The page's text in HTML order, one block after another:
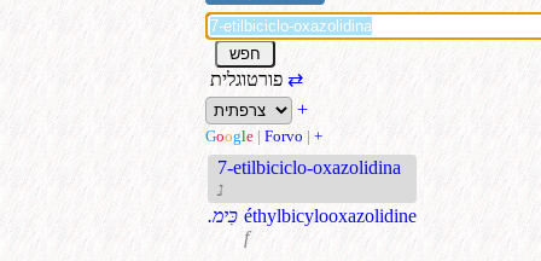
⇄
+
Google | Forvo | +
7-etilbiciclo-oxazolidina
נ
.כִּימ éthylbicylooxazolidine
f